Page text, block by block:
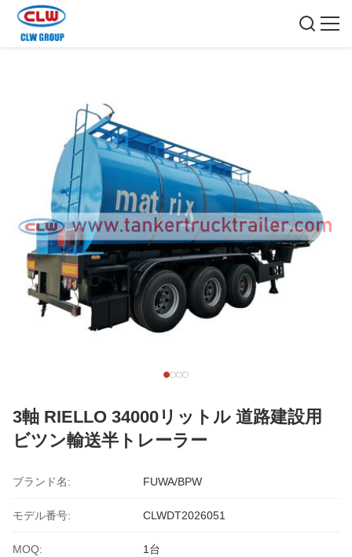
3軸 RIELLO 34000リットル 道路建設用
ビツン輸送半トレーラー
ブランド名: FUWA/BPW
モデル番号: CLWDT2026051
MOQ: 1台